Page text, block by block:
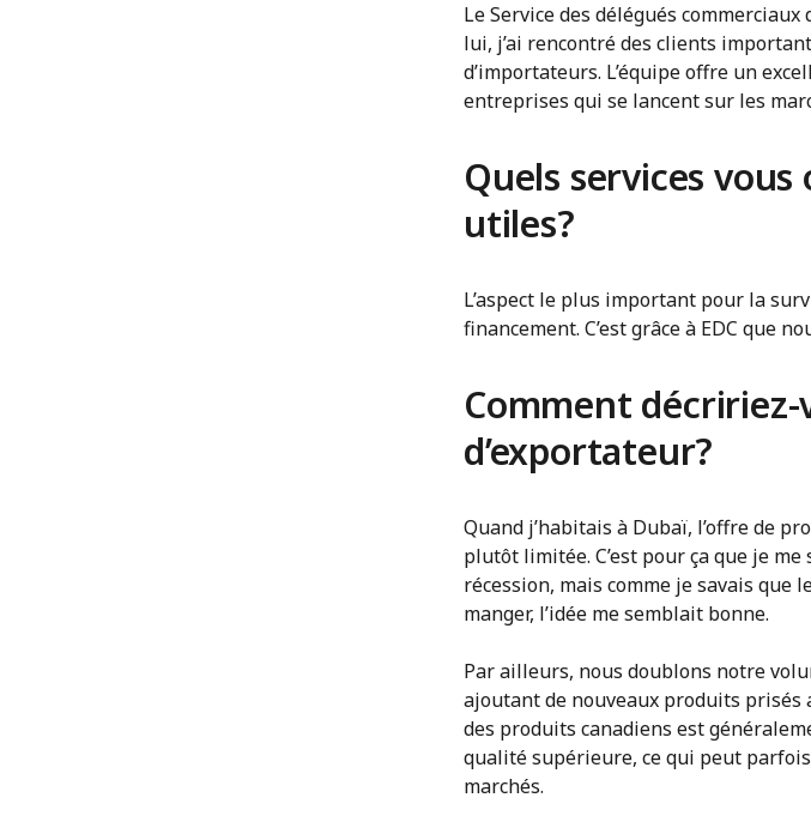
Le Service des délégués commerciaux
lui, j’ai rencontré des clients
d’importateurs. L’équipe offre un
entreprises qui se lancent sur les
Quels services
utiles?
L’aspect le plus important pour la
financement. C’est grâce à EDC que
Comment
d’exportateur?
Quand j’habitais à Dubaï, l’offre de
plutôt limitée. C’est pour ça que je
récession, mais comme je savais
manger, l’idée me semblait bonne.
Par ailleurs, nous doublons notre
ajoutant de nouveaux produits
des produits canadiens est
qualité supérieure, ce qui peut parfois
marchés.